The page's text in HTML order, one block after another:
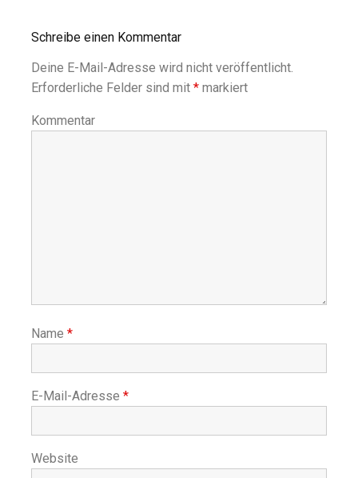
Schreibe einen Kommentar
Deine E-Mail-Adresse wird nicht veröffentlicht.
Erforderliche Felder sind mit * markiert
Kommentar
Name *
E-Mail-Adresse *
Website